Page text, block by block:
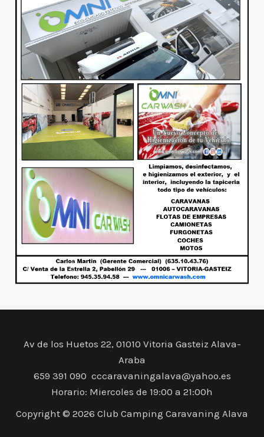
Av de los Huetos 22, 01010 Vitoria Gasteiz Alava-
Araba
659 391 090 cccaravaningalava@yahoo.es
Horario: Miercoles de 19:00 a 21:00h
Copyright © 2026 Club Camping Caravaning Alava